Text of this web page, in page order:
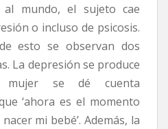
mundo, el sujeto cae
o incluso de psicosis.
esto se observan dos
La depresión se produce
se dé cuenta
‘ahora es el momento
mi bebé’. Además, la